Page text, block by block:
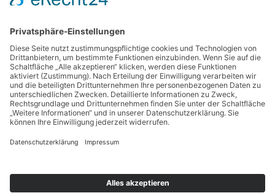
Seite 1 von 8
Unser Newsletter
Information
Bestellung